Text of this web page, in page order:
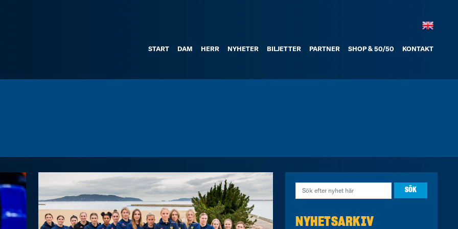
START DAM HERR NYHETER BILJETTER PARTNER SHOP & 50/50 KONTAKT
NYHETSARKIV